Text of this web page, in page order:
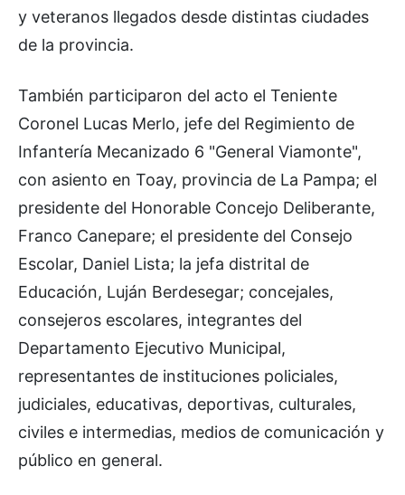
y veteranos llegados desde distintas ciudades
de la provincia.
También participaron del acto el Teniente
Coronel Lucas Merlo, jefe del Regimiento de
Infantería Mecanizado 6 "General Viamonte",
con asiento en Toay, provincia de La Pampa; el
presidente del Honorable Concejo Deliberante,
Franco Canepare; el presidente del Consejo
Escolar, Daniel Lista; la jefa distrital de
Educación, Luján Berdesegar; concejales,
consejeros escolares, integrantes del
Departamento Ejecutivo Municipal,
representantes de instituciones policiales,
judiciales, educativas, deportivas, culturales,
civiles e intermedias, medios de comunicación y
público en general.